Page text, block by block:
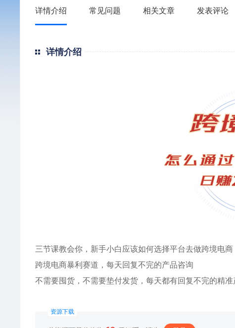
详情介绍 常见问题 相关文章 发表评论
详情介绍
三节课教会你，新手小白应该如何选择平台去做跨境电商
跨境电商暴利赛道，每天回复不完的产品咨询
不需要囤货，不需要垫付发货，每天都有回复不完的精准
资源下载